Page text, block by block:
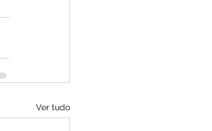
Ver tudo